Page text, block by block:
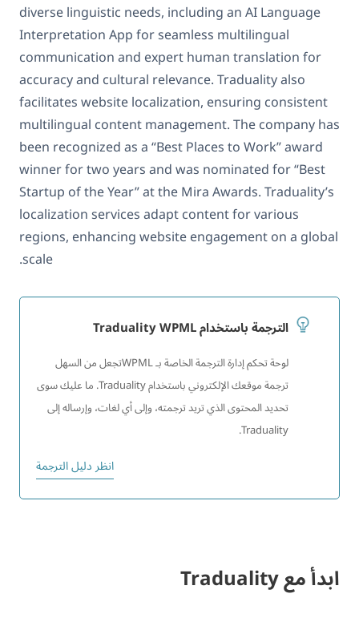
diverse linguistic needs, including an AI Language
Interpretation App for seamless multilingual
communication and expert human translation for
accuracy and cultural relevance. Traduality also
facilitates website localization, ensuring consistent
multilingual content management. The company has
been recognized as a “Best Places to Work” award
winner for two years and was nominated for “Best
Startup of the Year” at the Mira Awards. Traduality’s
localization services adapt content for various
regions, enhancing website engagement on a global
scale.
الترجمة باستخدام Traduality WPML
لوحة تحكم إدارة الترجمة الخاصة بـ WPMLتجعل من السهل
ترجمة موقعك الإلكتروني باستخدام Traduality. ما عليك سوى
تحديد المحتوى الذي تريد ترجمته، وإلى أي لغات، وإرساله إلى
Traduality.
انظر دليل الترجمة
ابدأ مع Traduality